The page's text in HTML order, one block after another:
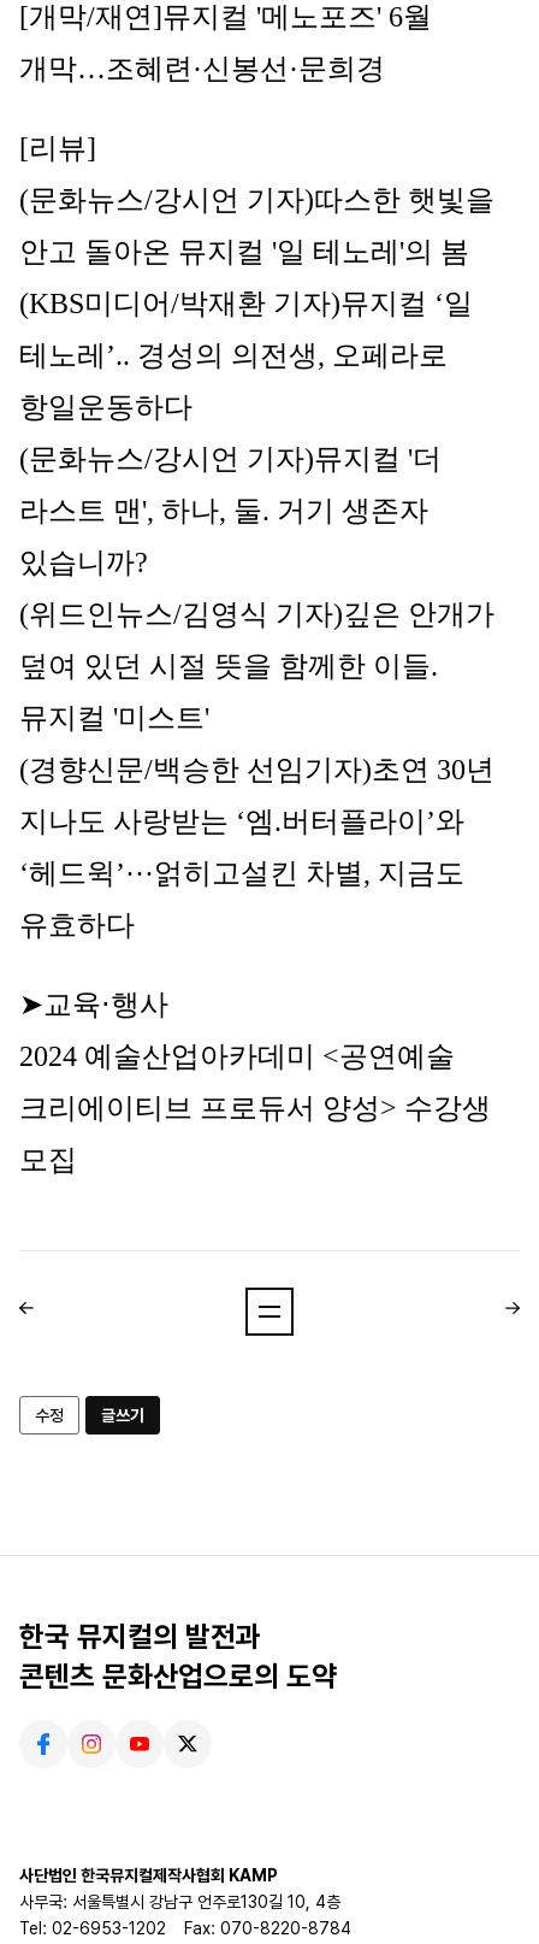
[개막/재연]뮤지컬 '메노포즈' 6월
개막…조혜련·신봉선·문희경
[리뷰]
(문화뉴스/강시언 기자)따스한 햇빛을
안고 돌아온 뮤지컬 '일 테노레'의 봄
(KBS미디어/박재환 기자)뮤지컬 ‘일
테노레’.. 경성의 의전생, 오페라로
항일운동하다
(문화뉴스/강시언 기자)뮤지컬 '더
라스트 맨', 하나, 둘. 거기 생존자
있습니까?
(위드인뉴스/김영식 기자)깊은 안개가
덮여 있던 시절 뜻을 함께한 이들.
뮤지컬 '미스트'
(경향신문/백승한 선임기자)초연 30년
지나도 사랑받는 ‘엠.버터플라이’와
‘헤드윅’···얽히고설킨 차별, 지금도
유효하다
➤교육⋅행사
2024 예술산업아카데미 <공연예술
크리에이티브 프로듀서 양성> 수강생
모집
수정 글쓰기
한국 뮤지컬의 발전과
콘텐츠 문화산업으로의 도약
사단법인 한국뮤지컬제작사협회 KAMP
사무국: 서울특별시 강남구 언주로130길 10, 4층
Tel: 02-6953-1202
Fax: 070-8220-8784